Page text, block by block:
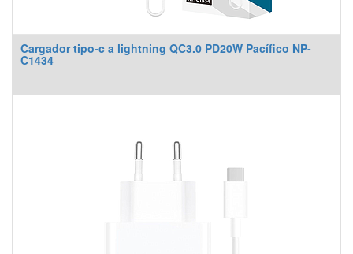
Cargador tipo-c a lightning QC3.0 PD20W Pacífico NP-
C1434